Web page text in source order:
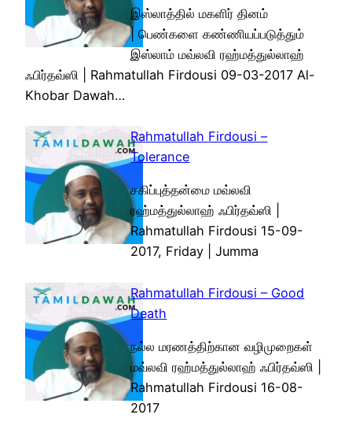
இஸ்லாத்தில் மகளிர் தினம்
| பெண்களை கண்ணியப்படுத்தும்
இஸ்லாம் மவ்லவி ரஹ்மத்துல்லாஹ்
ஃபிர்தவ்ஸி | Rahmatullah Firdousi 09-03-2017 Al-
Khobar Dawah…
Rahmatullah Firdousi –
Tolerance
சகிப்புத்தன்மை மவ்லவி
ரஹ்மத்துல்லாஹ் ஃபிர்தவ்ஸி |
Rahmatullah Firdousi 15-09-
2017, Friday | Jumma
Rahmatullah Firdousi – Good
Death
நல்ல மரணத்திற்கான வழிமுறைகள்
மவ்லவி ரஹ்மத்துல்லாஹ் ஃபிர்தவ்ஸி |
Rahmatullah Firdousi 16-08-
2017